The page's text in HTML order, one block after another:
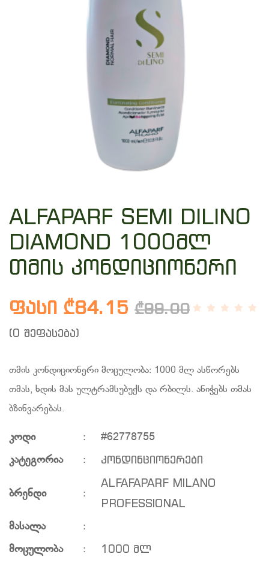
ALFAPARF SEMI DILINO
DIAMOND 1000მლ
თმის კონდიციონერი
ფასი ₾84.15 ₾99.00
(0 შეფასება)
თმის კონდიციონერი მოცულობა: 1000 მლ ასწორებს
თმას, ხდის მას ულტრამსუბუქს და რბილს. ანიჭებს თმას
ბზინვარებას.
კოდი :
#62778755
კატეგორია
: კონდინციონერები
ბრენდი :
ALFAFAPARF MILANO
PROFESSIONAL
მასალა
:
მოცულობა
:
1000 მლ